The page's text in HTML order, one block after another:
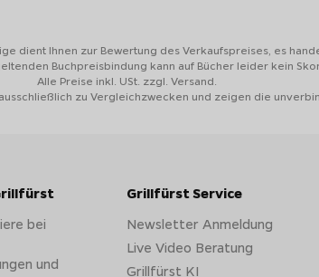
dient Ihnen zur Bewertung des Verkaufspreises, es
Buchpreisbindung kann auf Bücher leider kein
Alle Preise inkl. USt. zzgl. Versand.
zu Vergleichzwecken und zeigen die
bei
und
Grillfürst Service
Newsletter Anmeldung
Live Video Beratung
Grillfürst KI